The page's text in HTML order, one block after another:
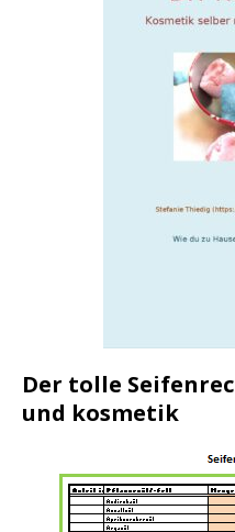
Der tolle
und kosmetik